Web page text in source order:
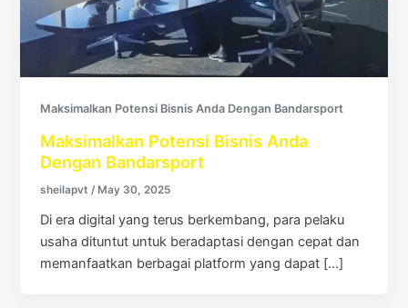
Maksimalkan Potensi Bisnis Anda Dengan Bandarsport
Maksimalkan Potensi Bisnis Anda
Dengan Bandarsport
sheilapvt/ May 30, 2025
Di era digital yang terus berkembang, para pelaku
usaha dituntut untuk beradaptasi dengan cepat dan
memanfaatkan berbagai platform yang dapat […]